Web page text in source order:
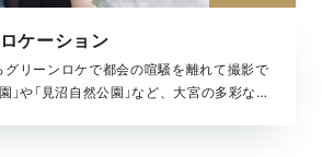
ケーション
グリーンロケで都会の喧騒を離れて撮影で
」や「見沼自然公園」など、大宮の多彩な魅